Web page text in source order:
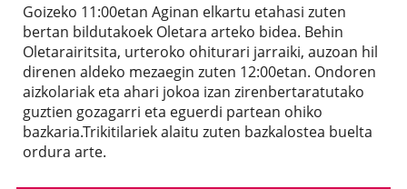
Goizeko 11:00etan Aginan elkartu etahasi zuten
bertan bildutakoek Oletara arteko bidea. Behin
Oletarairitsita, urteroko ohiturari jarraiki, auzoan hil
direnen aldeko mezaegin zuten 12:00etan. Ondoren
aizkolariak eta ahari jokoa izan zirenbertaratutako
guztien gozagarri eta eguerdi partean ohiko
bazkaria.Trikitilariek alaitu zuten bazkalostea buelta
ordura arte.